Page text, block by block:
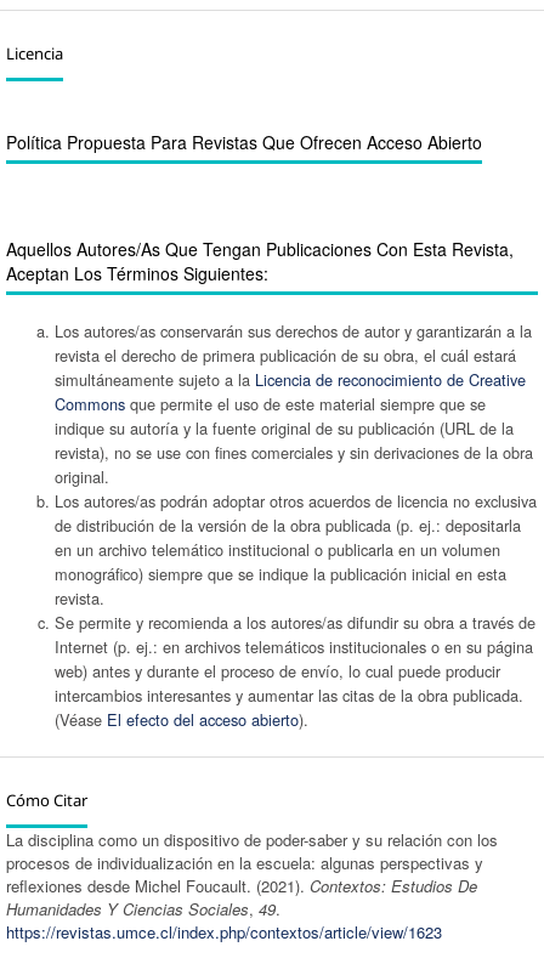
Licencia
Política Propuesta Para Revistas Que Ofrecen Acceso Abierto
Aquellos Autores/as Que Tengan Publicaciones Con Esta Revista,
Aceptan Los Términos Siguientes:
Los autores/as conservarán sus derechos de autor y garantizarán a la
revista el derecho de primera publicación de su obra, el cuál estará
simultáneamente sujeto a la Licencia de reconocimiento de Creative
Commonsque permite el uso de este material siempre que se
indique su autoría y la fuente original de su publicación (URL de la
revista), no se use con fines comerciales y sin derivaciones de la obra
original.
Los autores/as podrán adoptar otros acuerdos de licencia no exclusiva
de distribución de la versión de la obra publicada (p. ej.: depositarla
en un archivo telemático institucional o publicarla en un volumen
monográfico) siempre que se indique la publicación inicial en esta
revista.
Se permite y recomienda a los autores/as difundir su obra a través de
Internet (p. ej.: en archivos telemáticos institucionales o en su página
web) antes y durante el proceso de envío, lo cual puede producir
intercambios interesantes y aumentar las citas de la obra publicada.
(Véase El efecto del acceso abierto).
Cómo Citar
La disciplina como un dispositivo de poder-saber y su relación con los
procesos de individualización en la escuela: algunas perspectivas y
reflexiones desde Michel Foucault. (2021). Contextos: Estudios De
Humanidades Y Ciencias Sociales, 49.
https://revistas.umce.cl/index.php/contextos/article/view/1623